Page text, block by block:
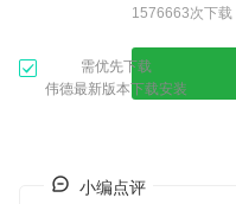
1576663次下载
需优先下载
伟德最新版本下载安装
小编点评